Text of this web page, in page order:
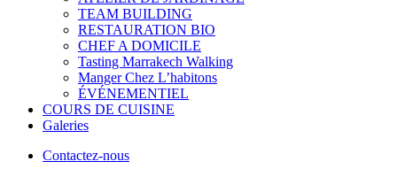
TEAM BUILDING
RESTAURATION BIO
CHEF A DOMICILE
Tasting Marrakech Walking
Manger Chez L’habitons
ÉVÉNEMENTIEL
COURS DE CUISINE
Galeries
Contactez-nous